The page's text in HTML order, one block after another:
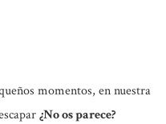
momentos, en nuestra
¿No os parece?